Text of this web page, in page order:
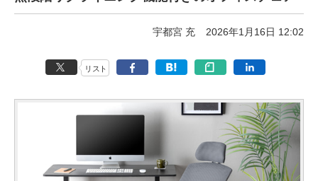
宇都宮 充 2026年1月16日 12:02
リスト